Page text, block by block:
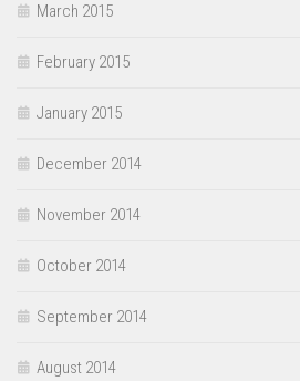
March 2015
February 2015
January 2015
December 2014
November 2014
October 2014
September 2014
August 2014